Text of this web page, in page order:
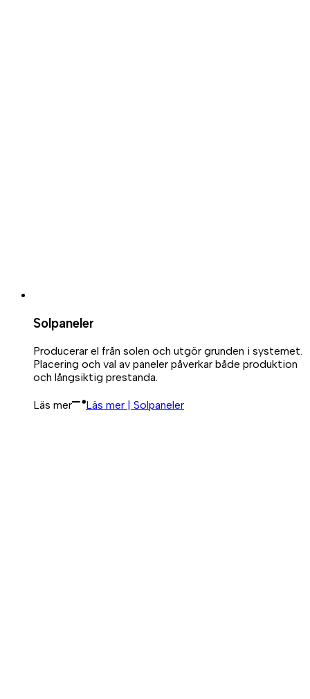
Solpaneler
Producerar el från solen och utgör grunden i systemet.
Placering och val av paneler påverkar både produktion
och långsiktig prestanda.
Läs mer Läs mer | Solpaneler